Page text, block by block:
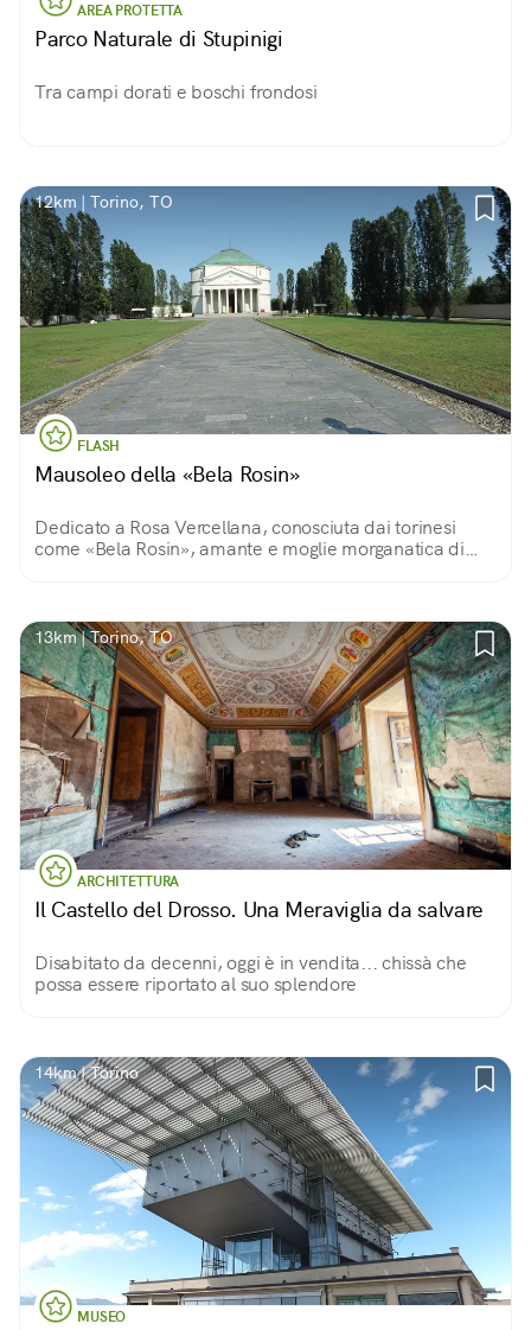
AREA PROTETTA
Parco Naturale di Stupinigi
Tra campi dorati e boschi frondosi
12km | Torino, TO
FLASH
Mausoleo della «Bela Rosin»
Dedicato a Rosa Vercellana, conosciuta dai torinesi
come «Bela Rosin», amante e moglie morganatica di
13km | Torino, TO
ARCHITETTURA
Il Castello del Drosso. Una Meraviglia da salvare
Disabitato da decenni, oggi è in vendita... chissà che
possa essere riportato al suo splendore
14km | Torino
MUSEO